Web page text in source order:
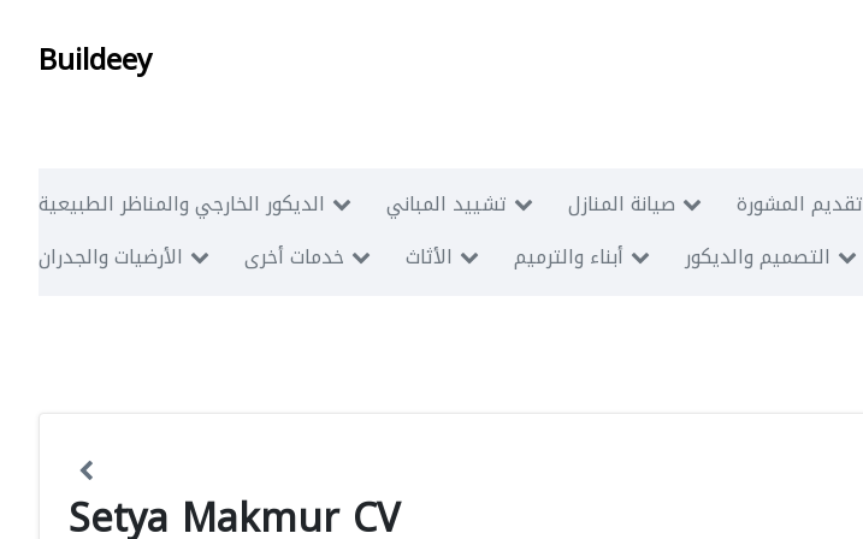
Buildeey
الديكور الخارجي والمناظر الطبيعية تشييد المباني صيانة المنازل تقديم المشورة
الأرضيات والجدران
خدمات أخرى الأثاث أبناء والترميم التصميم والديكور
Setya Makmur CV